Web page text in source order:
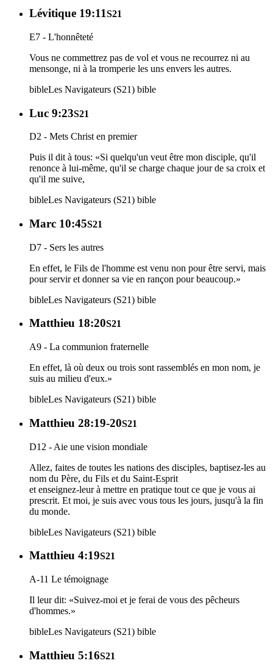
Lévitique 19:11S21
E7 - L'honnêteté
Vous ne commettrez pas de vol et vous ne recourrez ni au
mensonge, ni à la tromperie les uns envers les autres.
bibleLes Navigateurs (S21) bible
Luc 9:23S21
D2 - Mets Christ en premier
Puis il dit à tous: «Si quelqu'un veut être mon disciple, qu'il
renonce à lui-même, qu'il se charge chaque jour de sa croix et
qu'il me suive,
bibleLes Navigateurs (S21) bible
Marc 10:45S21
D7 - Sers les autres
En effet, le Fils de l'homme est venu non pour être servi, mais
pour servir et donner sa vie en rançon pour beaucoup.»
bibleLes Navigateurs (S21) bible
Matthieu 18:20S21
A9 - La communion fraternelle
En effet, là où deux ou trois sont rassemblés en mon nom, je
suis au milieu d'eux.»
bibleLes Navigateurs (S21) bible
Matthieu 28:19-20S21
D12 - Aie une vision mondiale
Allez, faites de toutes les nations des disciples, baptisez-les au
nom du Père, du Fils et du Saint-Esprit
et enseignez-leur à mettre en pratique tout ce que je vous ai
prescrit. Et moi, je suis avec vous tous les jours, jusqu'à la fin
du monde.
bibleLes Navigateurs (S21) bible
Matthieu 4:19S21
A-11 Le témoignage
Il leur dit: «Suivez-moi et je ferai de vous des pêcheurs
d'hommes.»
bibleLes Navigateurs (S21) bible
Matthieu 5:16S21